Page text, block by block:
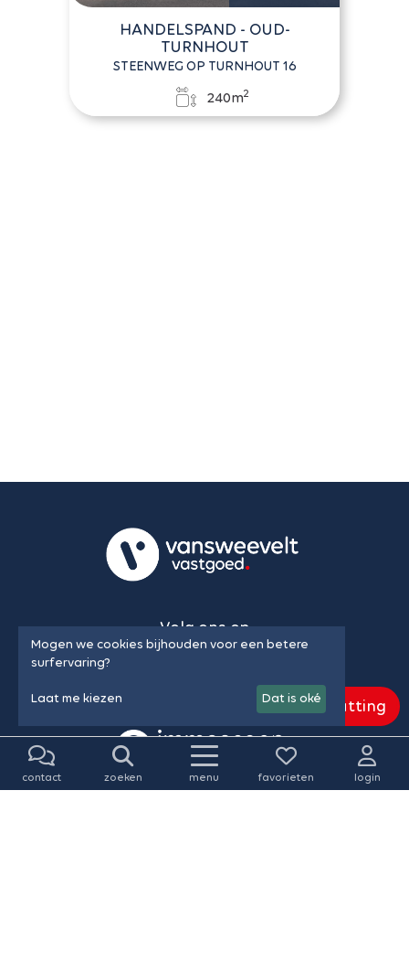
contact zoeken menu favorieten login
HANDELSPAND - OUD-
TURNHOUT
STEENWEG OP TURNHOUT 16
240m2
Volg ons op
Gratis schatting
Mogen we cookies bijhouden voor een betere
surfervaring?
Laat me kiezen Dat is oké